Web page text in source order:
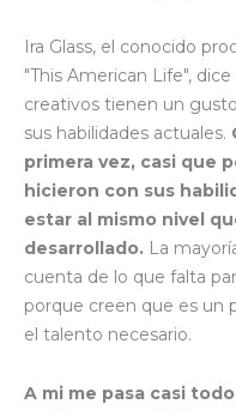
Ira Glass, el conocido
"This American Life",
creativos tienen un
sus habilidades actuales.
primera vez, casi que
hicieron con sus
estar al mismo nivel
desarrollado. La
cuenta de lo que falta
porque creen que es un
el talento necesario.
A mi me pasa casi